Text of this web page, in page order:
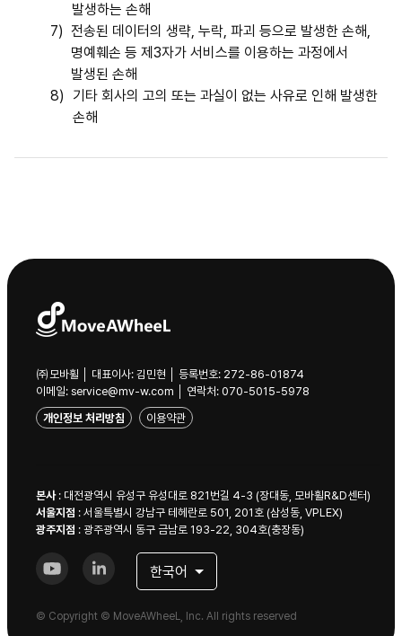
발생하는 손해
7) 전송된 데이터의 생략, 누락, 파괴 등으로 발생한 손해,
명예훼손 등 제3자가 서비스를 이용하는 과정에서
발생된 손해
8)
기타 회사의 고의 또는 과실이 없는 사유로 인해 발생한
손해
㈜모바휠 │ 대표이사: 김민현 │ 등록번호: 272-86-01874
이메일: service@mv-w.com │ 연락처: 070-5015-5978
개인정보 처리방침
이용약관
본사: 대전광역시 유성구 유성대로 821번길 4-3 (장대동, 모바휠R&D센터)
서울지점 : 서울특별시 강남구 테헤란로 501, 201호 (삼성동, VPLEX)
광주지점 : 광주광역시 동구 금남로 193-22, 304호(충장동)
한국어
© Copyright © MoveAWheeL, Inc. All rights reserved